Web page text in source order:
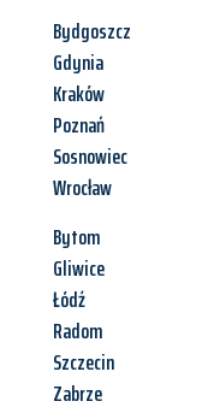
Bydgoszcz
Gdynia
Kraków
Poznań
Sosnowiec
Wrocław
Bytom
Gliwice
Łódź
Radom
Szczecin
Zabrze